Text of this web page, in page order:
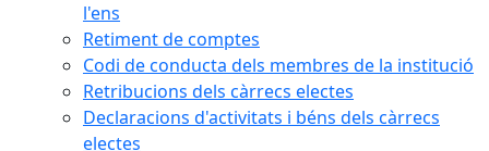
l'ens
Retiment de comptes
Codi de conducta dels membres de la institució
Retribucions dels càrrecs electes
Declaracions d'activitats i béns dels càrrecs
electes